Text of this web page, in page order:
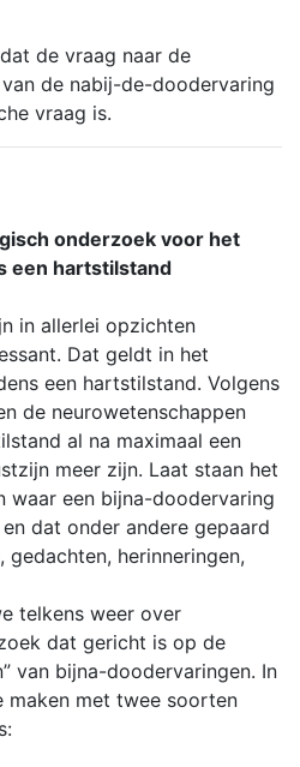
de vraag naar de
de nabij-de-doodervaring
vraag is.
onderzoek voor het
een hartstilstand
in allerlei opzichten
Dat geldt in het
een hartstilstand. Volgens
de neurowetenschappen
al na maximaal een
meer zijn. Laat staan het
waar een bijna-doodervaring
dat onder andere gepaard
herinneringen,
telkens weer over
dat gericht is op de
van bijna-doodervaringen. In
met twee soorten